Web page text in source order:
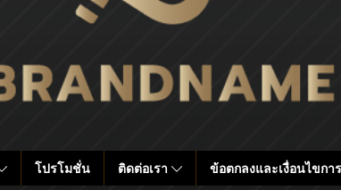
โปรโมชั่น ติดต่อเรา ข้อตกลงและเงื่อนไขกา